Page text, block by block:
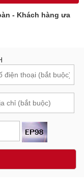
- Khách hàng ưa